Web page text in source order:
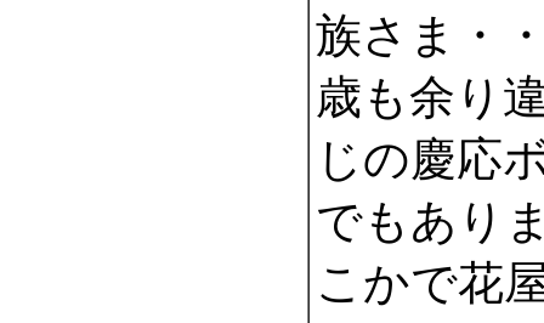
族さま・
歳も余り
じの慶応
でもあり
こかで花